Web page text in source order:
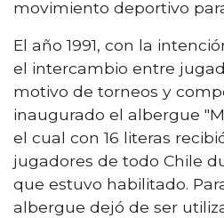
movimiento deportivo
El año 1991, con la
el intercambio entre
motivo de torneos y
inaugurado el albergue
el cual con 16 literas
jugadores de todo Chile
que estuvo habilitado.
albergue dejó de ser